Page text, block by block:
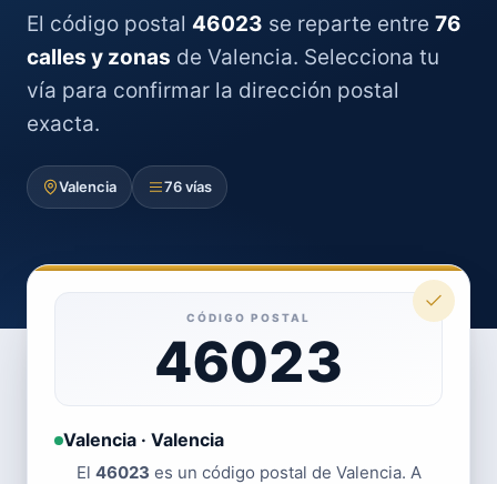
El código postal 46023 se reparte entre 76
calles y zonas de Valencia. Selecciona tu
vía para confirmar la dirección postal
exacta.
Valencia 76 vías
CÓDIGO POSTAL
46023
Valencia · Valencia
El 46023 es un código postal de Valencia. A